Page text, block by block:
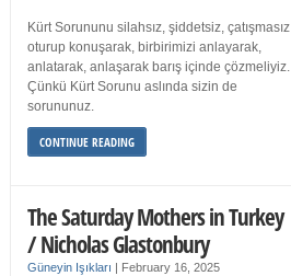
Kürt Sorununu silahsız, şiddetsiz, çatışmasız
oturup konuşarak, birbirimizi anlayarak,
anlatarak, anlaşarak barış içinde çözmeliyiz.
Çünkü Kürt Sorunu aslında sizin de
sorununuz.
CONTINUE READING
The Saturday Mothers in Turkey
/ Nicholas Glastonbury
Güneyin Işıkları | February 16, 2025